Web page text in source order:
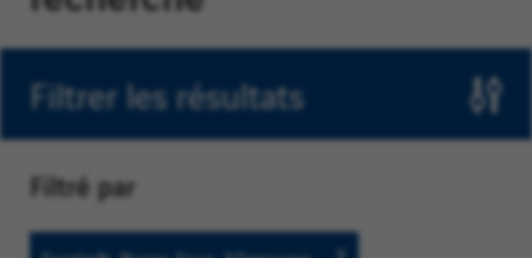
Filtrer les résultats
Filtré par